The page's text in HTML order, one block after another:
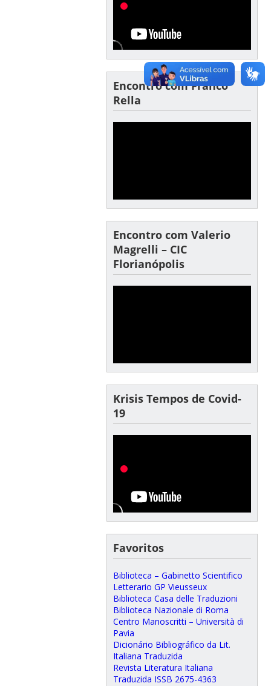
Encontro com Franco
Rella
Encontro com Valerio
Magrelli – CIC
Florianópolis
Krisis Tempos de Covid-
19
Favoritos
Biblioteca – Gabinetto Scientifico
Letterario GP Vieusseux
Biblioteca Casa delle Traduzioni
Biblioteca Nazionale di Roma
Centro Manoscritti – Università di
Pavia
Dicionário Bibliográfico da Lit.
Italiana Traduzida
Revista Literatura Italiana
Traduzida ISSB 2675-4363